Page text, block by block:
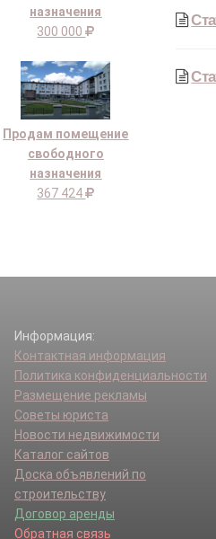
назначения
300 000
Продам помещение
свободного
назначения
367 424
Информация:
Контактная информация
Политика конфиденциальности
Размещение рекламы
Советы юриста
Новости недвижимости
Каталог сайтов
Доска объявлений по
строительству
Договор аренды
Обратная связь